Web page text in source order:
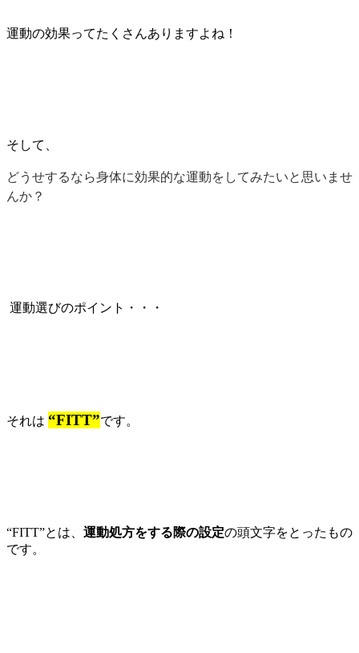
運動の効果ってたくさんありますよね！
そして、
どうせするなら身体に効果的な運動をしてみたいと思いませ
んか？
運動選びのポイント・・・
それは “FITT”です。
“FITT”とは、 運動処方をする際の設定の頭文字をとったもの
です。